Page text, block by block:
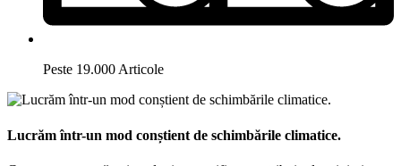
Peste 19.000 Articole
Lucrăm într-un mod conștient de schimbările climatice.